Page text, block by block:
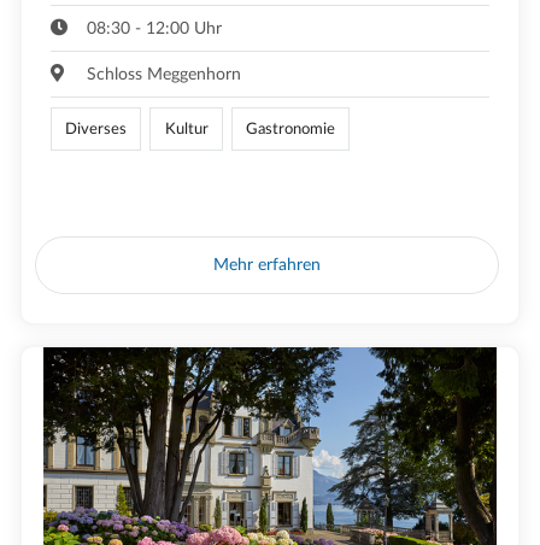
08:30 - 12:00 Uhr
Schloss Meggenhorn
Diverses Kultur Gastronomie
Mehr erfahren